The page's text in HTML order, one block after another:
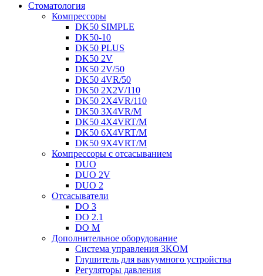
Стоматология
Компрессоры
DK50 SIMPLE
DK50-10
DK50 PLUS
DK50 2V
DK50 2V/50
DK50 4VR/50
DK50 2X2V/110
DK50 2X4VR/110
DK50 3X4VR/M
DK50 4X4VRT/M
DK50 6X4VRT/M
DK50 9X4VRT/M
Компрессоры с отсасыванием
DUO
DUO 2V
DUO 2
Отсасыватели
DO 3
DO 2.1
DO M
Дополнительное оборудование
Система управления 3KOM
Глушитель для вакуумного устройства
Регуляторы давления